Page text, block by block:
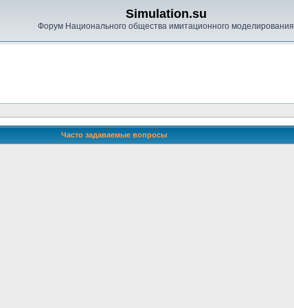
Simulation.su
Форум Национального общества имитационного моделирования
Часто задаваемые вопросы